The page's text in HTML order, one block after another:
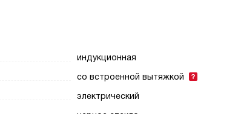
индукционная
со встроенной вытяжкой
электрический